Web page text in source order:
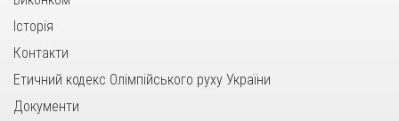
Історія
Контакти
Етичний кодекс Олімпійського руху України
Документи